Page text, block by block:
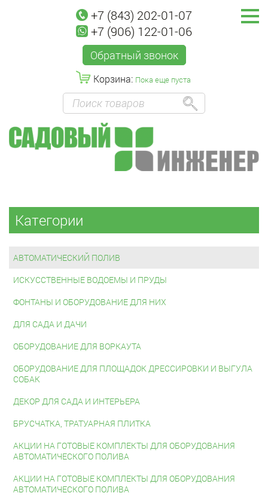
+7 (843) 202-01-07
+7 (906) 122-01-06
Обратный звонок
Корзина: Пока еще пуста
Категории
АВТОМАТИЧЕСКИЙ ПОЛИВ
ИСКУССТВЕННЫЕ ВОДОЕМЫ И ПРУДЫ
ФОНТАНЫ И ОБОРУДОВАНИЕ ДЛЯ НИХ
ДЛЯ САДА И ДАЧИ
ОБОРУДОВАНИЕ ДЛЯ ВОРКАУТА
ОБОРУДОВАНИЕ ДЛЯ ПЛОЩАДОК ДРЕССИРОВКИ И ВЫГУЛА
СОБАК
ДЕКОР ДЛЯ САДА И ИНТЕРЬЕРА
БРУСЧАТКА, ТРАТУАРНАЯ ПЛИТКА
АКЦИИ НА ГОТОВЫЕ КОМПЛЕКТЫ ДЛЯ ОБОРУДОВАНИЯ
АВТОМАТИЧЕСКОГО ПОЛИВА
АКЦИИ НА ГОТОВЫЕ КОМПЛЕКТЫ ДЛЯ ОБОРУДОВАНИЯ
АВТОМАТИЧЕСКОГО ПОЛИВА